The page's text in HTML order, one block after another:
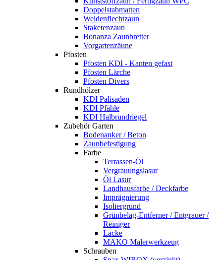
Doppelstabmatten
Weidenflechtzaun
Staketenzaun
Bonanza Zaunbretter
Vorgartenzäune
Pfosten
Pfosten KDI - Kanten gefast
Pfosten Lärche
Pfosten Divers
Rundhölzer
KDI Palisaden
KDI Pfähle
KDI Halbrundriegel
Zubehör Garten
Bodenanker / Beton
Zaunbefestigung
Farbe
Terrassen-Öl
Vergrauungslasur
Öl Lasur
Landhausfarbe / Deckfarbe
Imprägnierung
Isoliergrund
Grünbelag-Entferner / Entgrauer /
Reiniger
Lacke
MAKO Malerwerkzeug
Schrauben